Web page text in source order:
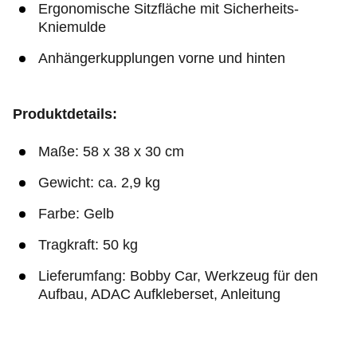
Ergonomische Sitzfläche mit Sicherheits-
Kniemulde
Anhängerkupplungen vorne und hinten
Produktdetails:
Maße: 58 x 38 x 30 cm
Gewicht: ca. 2,9 kg
Farbe: Gelb
Tragkraft: 50 kg
Lieferumfang: Bobby Car, Werkzeug für den
Aufbau, ADAC Aufkleberset, Anleitung